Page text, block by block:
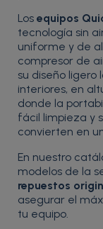
Los equipos
tecnología sin
uniforme y de
compresor de
su diseño
interiores, en
donde la
fácil limpieza y
convierten en
En nuestro
modelos de la
repuestos
asegurar el
tu equipo.